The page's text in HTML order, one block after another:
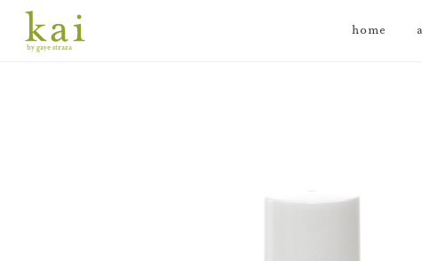
by gaye straza
home